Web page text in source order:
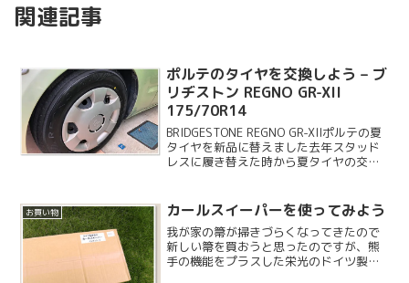
関連記事
ポルテのタイヤを交換しよう – ブ
リヂストン REGNO GR-XII
175/70R14
BRIDGESTONE REGNO GR-XIIポルテの夏
タイヤを新品に替えました去年スタッド
レスに履き替えた時から夏タイヤの交換
夫だったのですが、かなり摩耗と劣化が
進...
お買い物 カールスイーパーを使ってみよう
我が家の箒が掃きづらくなってきたので
新しい箒を買おうと思ったのですが、熊
手の機能をプラスした栄光のドイツ製の